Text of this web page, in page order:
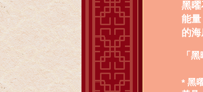
黑
能
的
「
* 黑